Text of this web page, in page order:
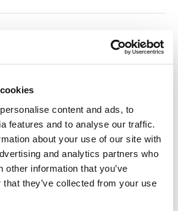
content and ads, to
features and to analyse our traffic.
about your use of our site with
and analytics partners who
other information that you’ve
they’ve collected from your use
na vybraná vozidla.
instructions